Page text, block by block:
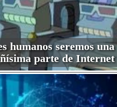
humanos seremos una
parte de Internet